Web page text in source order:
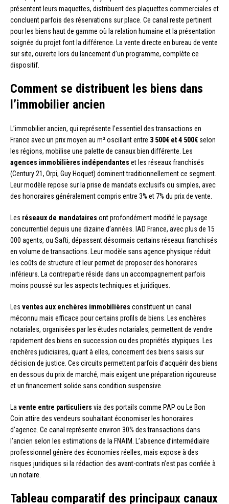
présentent leurs maquettes, distribuent des plaquettes commerciales et
concluent parfois des réservations sur place. Ce canal reste pertinent
pour les biens haut de gamme où la relation humaine et la présentation
soignée du projet font la différence. La vente directe en bureau de vente
sur site, ouverte lors du lancement d’un programme, complète ce
dispositif.
Comment se distribuent les biens dans
l’immobilier ancien
L’immobilier ancien, qui représente l’essentiel des transactions en
France avec un prix moyen au m² oscillant entre 3 500€ et 4 500€ selon
les régions, mobilise une palette de canaux bien différente. Les
agences immobilières indépendantes et les réseaux franchisés
(Century 21, Orpi, Guy Hoquet) dominent traditionnellement ce segment.
Leur modèle repose sur la prise de mandats exclusifs ou simples, avec
des honoraires généralement compris entre 3% et 7% du prix de vente.
Les réseaux de mandataires ont profondément modifié le paysage
concurrentiel depuis une dizaine d’années. IAD France, avec plus de 15
000 agents, ou Safti, dépassent désormais certains réseaux franchisés
en volume de transactions. Leur modèle sans agence physique réduit
les coûts de structure et leur permet de proposer des honoraires
inférieurs. La contrepartie réside dans un accompagnement parfois
moins poussé sur les aspects techniques et juridiques.
Les ventes aux enchères immobilières constituent un canal
méconnu mais efficace pour certains profils de biens. Les enchères
notariales, organisées par les études notariales, permettent de vendre
rapidement des biens en succession ou des propriétés atypiques. Les
enchères judiciaires, quant à elles, concernent des biens saisis sur
décision de justice. Ces circuits permettent parfois d’acquérir des biens
en dessous du prix de marché, mais exigent une préparation rigoureuse
et un financement solide sans condition suspensive.
La vente entre particuliers via des portails comme PAP ou Le Bon
Coin attire des vendeurs souhaitant économiser les honoraires
d’agence. Ce canal représente environ 30% des transactions dans
l’ancien selon les estimations de la FNAIM. L’absence d’intermédiaire
professionnel génère des économies réelles, mais expose à des
risques juridiques si la rédaction des avant-contrats n’est pas confiée à
un notaire.
Tableau comparatif des principaux canaux